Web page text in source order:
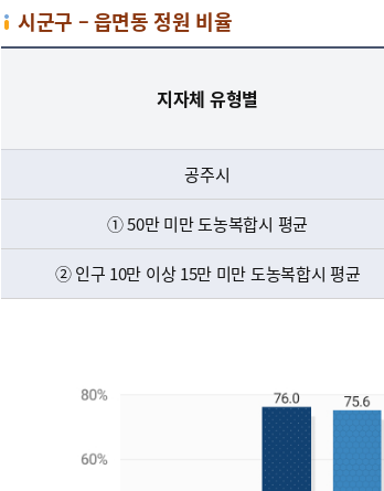
시군구 – 읍면동 정원 비율
시군구 - 읍면동 정원 비율 - 지자체 유형별, 현장 공무원 비율(시군구, 읍면동) 정보 제공
지자체 유형별
공주시
① 50만 미만 도농복합시 평균
② 인구 10만 이상 15만 미만 도농복합시 평균